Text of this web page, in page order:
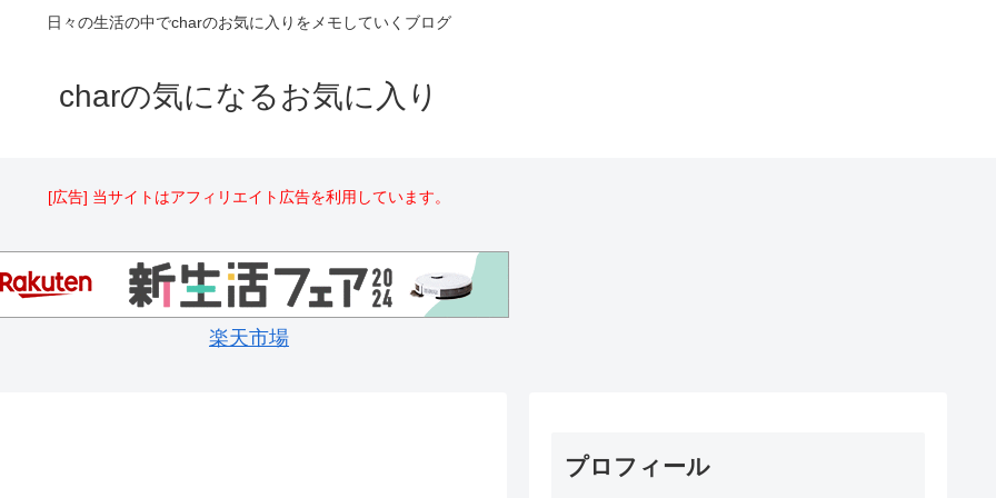
日々の生活の中でcharのお気に入りをメモしていくブログ
charの気になるお気に入り
[広告] 当サイトはアフィリエイト広告を利用しています。
楽天市場
プロフィール